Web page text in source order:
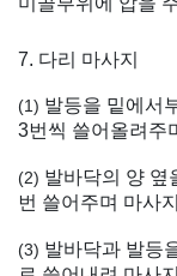
7. 다리 마사지
(1) 발등을 밑에서
3번씩 쓸어올려주
(2) 발바닥의 양 옆
번 쓸어주며 마사
(3) 발바닥과 발등